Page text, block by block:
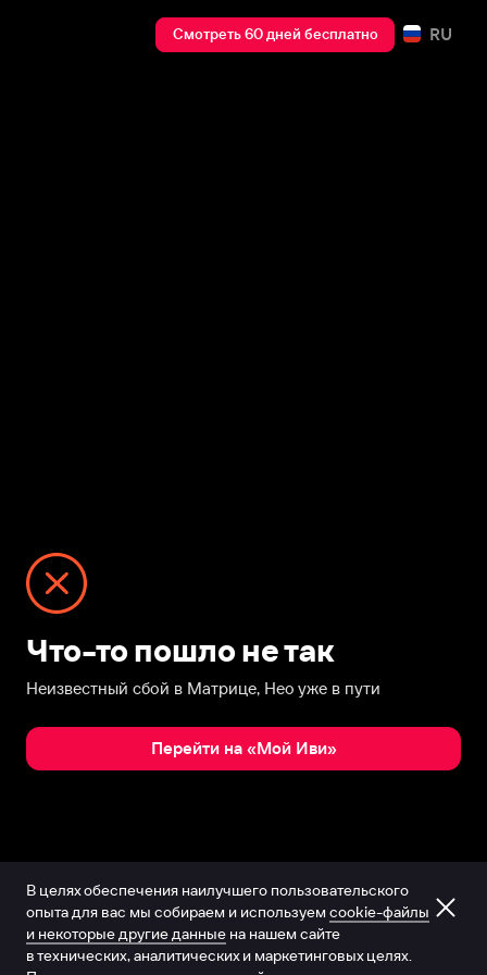
Смотреть 60 дней бесплатно RU
Что-то пошло не так
Неизвестный сбой в Матрице, Нео уже в пути
Перейти на «Мой Иви»
В целях обеспечения наилучшего пользовательского
опыта для вас мы собираем и используем cookie-файлы
и некоторые другие данные на нашем сайте
в технических, аналитических и маркетинговых целях.